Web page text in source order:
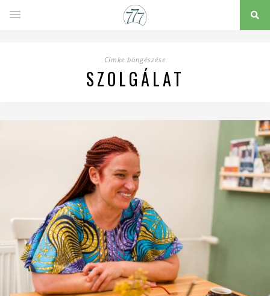
Címke böngészése
SZOLGÁLAT